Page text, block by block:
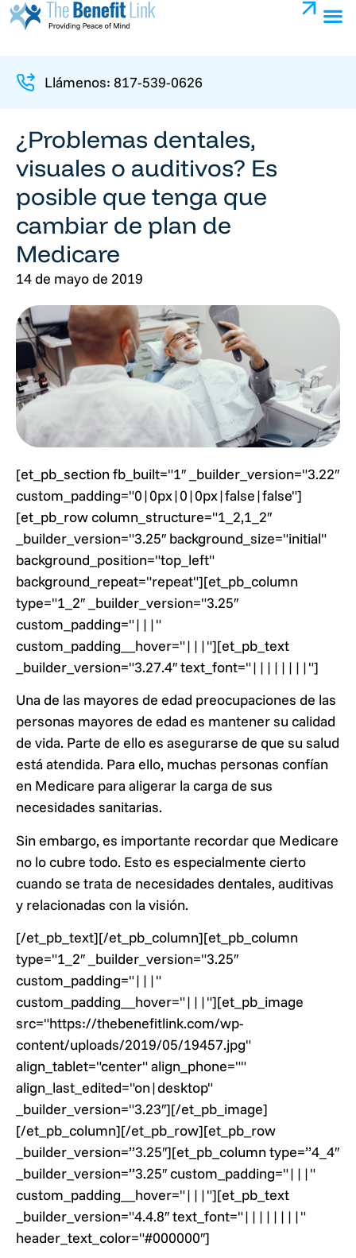
Llámenos: 817-539-0626
¿Problemas dentales,
visuales o auditivos? Es
posible que tenga que
cambiar de plan de
Medicare
14 de mayo de 2019
[et_pb_section fb_built="1″ _builder_version="3.22″
custom_padding="0|0px|0|0px|false|false"]
[et_pb_row column_structure="1_2,1_2″
_builder_version="3.25″ background_size="initial"
background_position="top_left"
background_repeat="repeat"][et_pb_column
type="1_2″ _builder_version="3.25″
custom_padding="|||"
custom_padding__hover="|||"][et_pb_text
_builder_version="3.27.4″ text_font="||||||||"]
Una de las mayores de edad preocupaciones de las
personas mayores de edad es mantener su calidad
de vida. Parte de ello es asegurarse de que su salud
está atendida. Para ello, muchas personas confían
en Medicare para aligerar la carga de sus
necesidades sanitarias.
Sin embargo, es importante recordar que Medicare
no lo cubre todo. Esto es especialmente cierto
cuando se trata de necesidades dentales, auditivas
y relacionadas con la visión.
[/et_pb_text][/et_pb_column][et_pb_column
type="1_2″ _builder_version="3.25″
custom_padding="|||"
custom_padding__hover="|||"][et_pb_image
src="https://thebenefitlink.com/wp-
content/uploads/2019/05/19457.jpg"
align_tablet="center" align_phone=""
align_last_edited="on|desktop"
_builder_version="3.23″][/et_pb_image]
[/et_pb_column][/et_pb_row][et_pb_row
_builder_version=”3.25″][et_pb_column type=”4_4″
_builder_version=”3.25″ custom_padding="|||"
custom_padding__hover="|||"][et_pb_text
_builder_version="4.4.8″ text_font="||||||||"
header_text_color="#000000″]